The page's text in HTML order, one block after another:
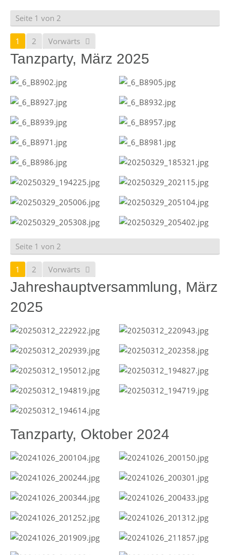
Seite 1 von 2
1 2 Vorwärts
Tanzparty, März 2025
Seite 1 von 2
1 2 Vorwärts
Jahreshauptversammlung, März
2025
Tanzparty, Oktober 2024